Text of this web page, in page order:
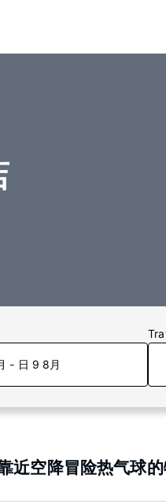
- 日 9 8月
近空降冒险热气球